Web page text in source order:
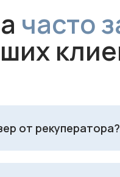
от рекуператора?